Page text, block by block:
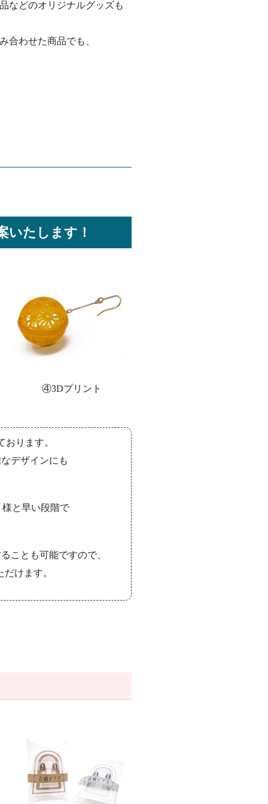
などのオリジナルグッズも
合わせた商品でも、
いたします！
④3Dプリント
ります。
デザインにも
と早い段階で
ことも可能ですので、
けます。